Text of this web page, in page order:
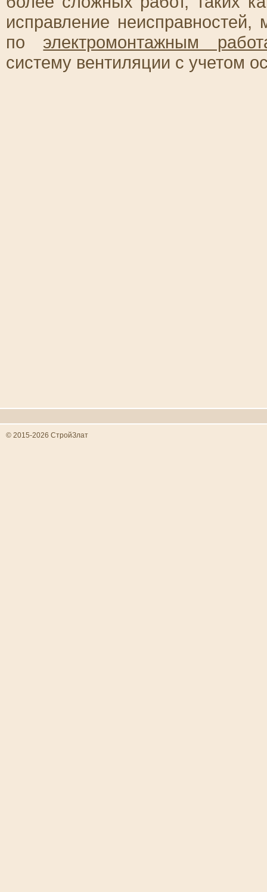
исправление
по электромонтажным
систему вентиляции с учетом
© 2015-2026 СтройЗлат